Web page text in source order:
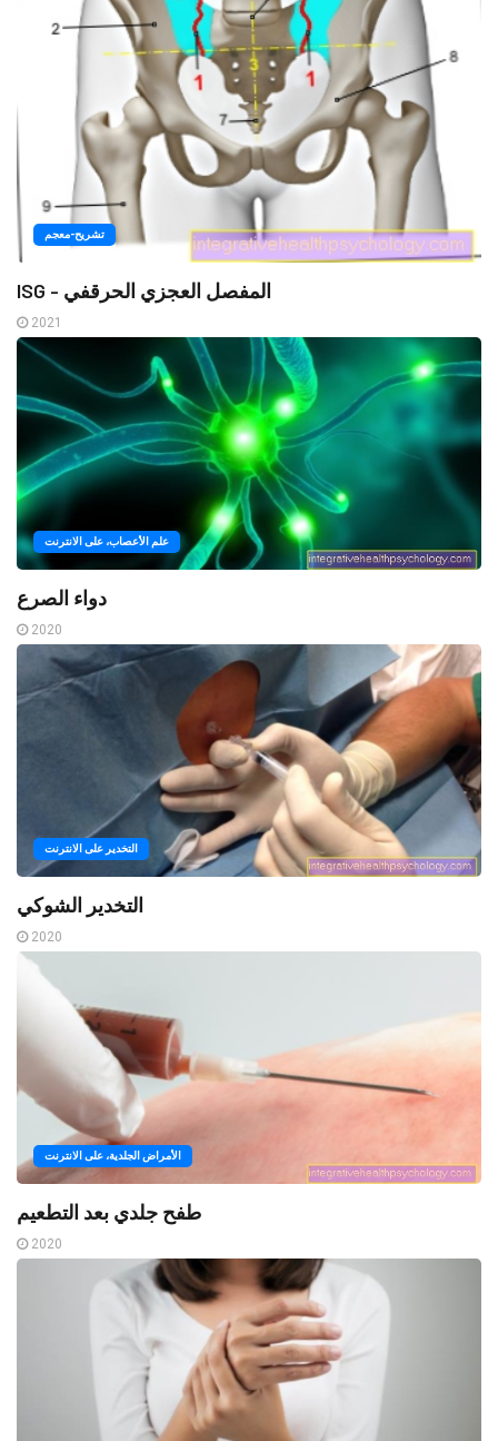
تشريح-معجم
ISG - المفصل العجزي الحرقفي
2021
علم الأعصاب، على الانترنت
دواء الصرع
2020
التخدير على الانترنت
التخدير الشوكي
2020
الأمراض الجلدية، على الانترنت
طفح جلدي بعد التطعيم
2020